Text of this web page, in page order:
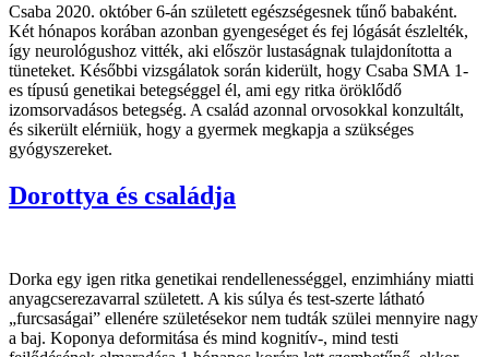
Csaba 2020. október 6-án született egészségesnek tűnő babaként.
Két hónapos korában azonban gyengeséget és fej lógását észlelték,
így neurológushoz vitték, aki először lustaságnak tulajdonította a
tüneteket. Későbbi vizsgálatok során kiderült, hogy Csaba SMA 1-
es típusú genetikai betegséggel él, ami egy ritka öröklődő
izomsorvadásos betegség. A család azonnal orvosokkal konzultált,
és sikerült elérniük, hogy a gyermek megkapja a szükséges
gyógyszereket.
Dorottya és családja
Dorka egy igen ritka genetikai rendellenességgel, enzimhiány miatti
anyagcserezavarral született. A kis súlya és test-szerte látható
„furcsaságai” ellenére születésekor nem tudták szülei mennyire nagy
a baj. Koponya deformitása és mind kognitív-, mind testi